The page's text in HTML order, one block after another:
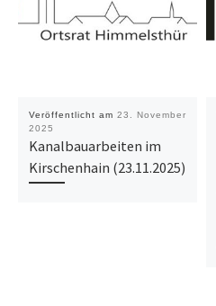
Veröffentlicht am 23. November
2025
Kanalbauarbeiten im
Kirschenhain (23.11.2025)